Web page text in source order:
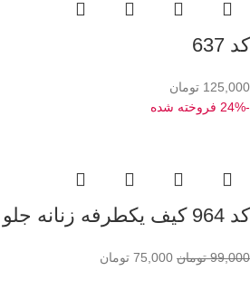
کد 637
125,000 تومان
-24%
فروخته شده
کد 964 کیف یکطرفه زنانه جلو دوخت
99,000 تومان 75,000 تومان